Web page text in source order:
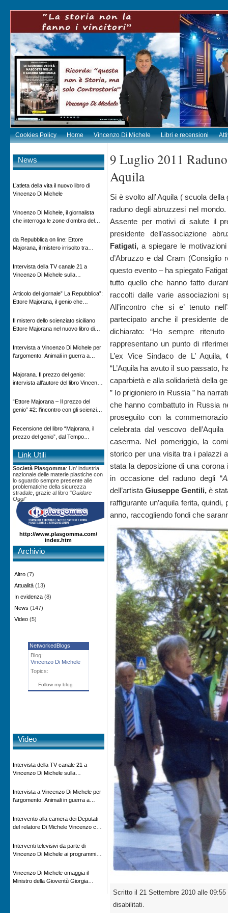
Cookies Policy Home Vincenzo Di Michele Libri e recensioni
News
L’atleta della vita il nuovo libro di
Vincenzo Di Michele
Vincenzo Di Michele, il giornalista
che interroga le zone d’ombra del
da Repubblica on line: Ettore
Majorana, il mistero irrisolto tra
Intervista della TV canale 21 a
Vincenzo Di Michele sulla
Articolo del giornale” La Repubblica”:
Ettore Majorana, il genio che
Il mistero dello scienziato siciliano
Ettore Majorana nel nuovo libro di
Adnkronos
Intervista a Vincenzo Di Michele per
l’argomento: Animali in guerra a
in onda su Espansione TV
Majorana. Il prezzo del genio:
intervista all’autore del libro Vincenzo
“Ettore Majorana ‒ Il prezzo del
genio” #2: l’incontro con gli scienziati
Recensione del libro “Majorana, il
prezzo del genio”, dal Tempo
Link Utili
Società Plasgomma: Un' industria
nazionale delle materie plastiche con
lo sguardo sempre presente alle
problematiche della sicurezza
stradale, grazie al libro "Guidare
Oggi"
http://www.plasgomma.com/
index.htm
Archivio
Altro (7)
Attualità (13)
In evidenza (8)
News (147)
Video (5)
NetworkedBlogs
Blog:
Vincenzo Di Michele
Topics:
Follow my blog
Video
Intervista della TV canale 21 a
Vincenzo Di Michele sulla
Intervista a Vincenzo Di Michele per
l’argomento: Animali in guerra a
in onda su Espansione TV
Intervento alla camera dei Deputati
del relatore Di Michele Vincenzo con
impatto ambientale e problematiche
sui veicoli storici e trattori d’epoca
Interventi televisivi da parte di
Vincenzo Di Michele ai programmi
rivisitazione della storia
Vincenzo Di Michele omaggia il
Ministro della Gioventù Giorgia
9 Luglio 2011
Aquila
Si è svolto all’ Aquila ( scuola
raduno degli abruzzesi nel
Assente per motivi di salute il
presidente dell’associazione
Fatigati,a spiegare le
d’Abruzzo e dal Cram (Consiglio
questo evento – ha spiegato
tutto quello che hanno fatto
raccolti dalle varie associazioni
All’incontro che si e’ tenuto
partecipato anche il presidente
dichiarato: “Ho sempre
rappresentano un punto di
L’ex Vice Sindaco de L’ Aquila,
“L’Aquila ha avuto il suo passato,
caparbietà e alla solidarietà della
” Io prigioniero in Russia ” ha
che hanno combattuto in Russia
proseguito con la
celebrata dal vescovo
caserma. Nel pomeriggio, la
storico per una visita tra i palazzi
stata la deposizione di una
in occasione del raduno degli “
dell’artistaGiuseppe Gentili,è
raffigurante un’aquila ferita,
anno, raccogliendo fondi che
Scritto il 21 Settembre 2010 alle
disabilitati.